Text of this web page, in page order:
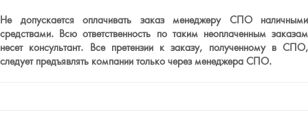
Не допускается оплачивать заказ менеджеру СПО наличными
средствами. Всю ответственность по таким неоплаченным заказам
несет консультант. Все претензии к заказу, полученному в СПО,
следует предъявлять компании только через менеджера СПО.